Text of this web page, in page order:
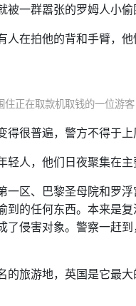
被一群嚣张的罗姆人小
人在拍他的背和手臂，
住正在取款机取钱的一位游客
很普遍，警方不得于上
轻人，他们日夜聚集在主
一区、巴黎圣母院和罗
到的任何东西。本来是
了侵害对象。警察一赶
的旅游地，英国是它最